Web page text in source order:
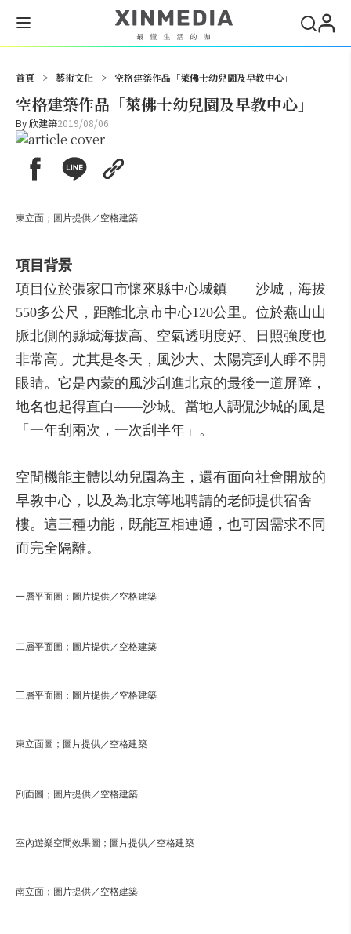
首頁 > 藝術文化 > 空格建築作品「萊佛士幼兒園及早教中心」
空格建築作品「萊佛士幼兒園及早教中心」
By欣建築2019/08/06
東立面；圖片提供／空格建築
項目背景
項目位於張家口市懷來縣中心城鎮——沙城，海拔
550多公尺，距離北京市中心120公里。位於燕山山
脈北側的縣城海拔高、空氣透明度好、日照強度也
非常高。尤其是冬天，風沙大、太陽亮到人睜不開
眼睛。它是內蒙的風沙刮進北京的最後一道屏障，
地名也起得直白——沙城。當地人調侃沙城的風是
「一年刮兩次，一次刮半年」。
空間機能主體以幼兒園為主，還有面向社會開放的
早教中心，以及為北京等地聘請的老師提供宿舍
樓。這三種功能，既能互相連通，也可因需求不同
而完全隔離。
一層平面圖；圖片提供／空格建築
二層平面圖；圖片提供／空格建築
三層平面圖；圖片提供／空格建築
東立面圖；圖片提供／空格建築
剖面圖；圖片提供／空格建築
室內遊樂空間效果圖；圖片提供／空格建築
南立面；圖片提供／空格建築